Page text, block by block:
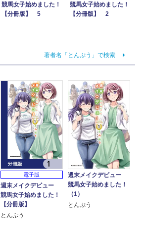
競馬女子始めました！
【分冊版】 5
競馬女子始めました！
【分冊版】 2
著者名「とんぷう」で検索
電子版
週末メイクデビュー
競馬女子始めました！
【分冊版】
とんぷう
週末メイクデビュー
競馬女子始めました！
（1）
とんぷう